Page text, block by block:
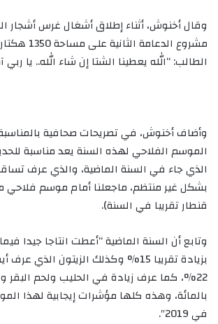
وقال أخنوش، أثناء إطلاق أشغال غرس أشجار
مشروع الدعامة
الطالب: “الله يعطينا الشتا إن شاء الله.. يا ربي
وأضاف أخنوش، في تصريحات صحافية
الموسم الفلاحي لهذه السنة يعد مناسبة
الذي جاء في السنة الماضية، والذي عرف
قنطار تقريبا في السنة).
وتابع أن السنة الماضية “أعطت انتاجا جيدا
بزيادة تقريبا 15% وكذلك الزيتون الذي
بالمائة، وهذه كلها مؤشرات إيجابية لهذا
في 2019″.